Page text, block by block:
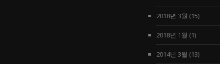
2018년 3월 (15)
2018년 1월 (1)
2014년 3월 (13)